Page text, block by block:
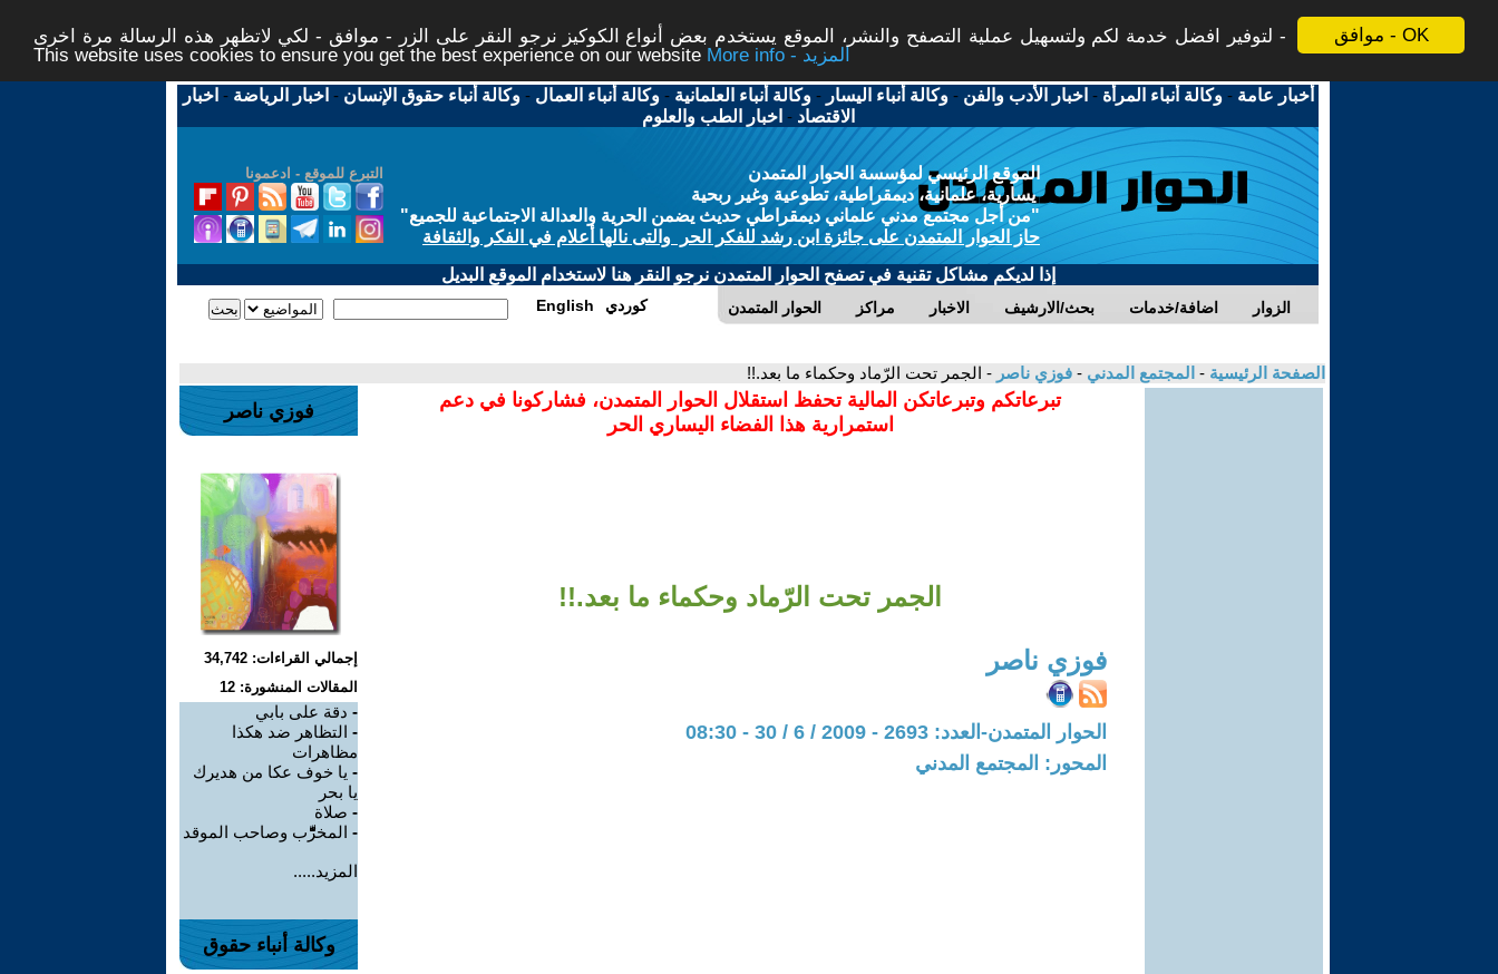
موافق - OK
لتوفير افضل خدمة لكم ولتسهيل عملية التصفح والنشر، الموقع يستخدم بعض أنواع الكوكيز نرجو النقر على الزر - موافق - لكي لاتظهر هذه الرسالة مرة اخرى -
This website uses cookies to ensure you get the best experience on our website
More info - المزيد
أخبار عامة -وكالة أنباء المرأة - اخبار الأدب والفن -وكالة أنباء اليسار -وكالة أنباء العلمانية -وكالة أنباء العمال -وكالة أنباء حقوق الإنسان - اخبار الرياضة - اخبار
الاقتصاد - اخبار الطب والعلوم
التبرع للموقع - ادعمونا
الموقع الرئيسي لمؤسسة الحوار المتمدن
يسارية، علمانية، ديمقراطية، تطوعية وغير ربحية
"من أجل مجتمع مدني علماني ديمقراطي حديث يضمن الحرية والعدالة الاجتماعية للجميع"
حاز الحوار المتمدن على جائزة ابن رشد للفكر الحر والتى نالها أعلام في الفكر والثقافة
إذا لديكم مشاكل تقنية في تصفح الحوار المتمدن نرجو النقر هنا لاستخدام الموقع البديل
الحوار المتمدن مراكز الاخبار بحث/الارشيف اضافة/خدمات الزوار English كوردي
الصفحة الرئيسية - المجتمع المدني - فوزي ناصر - الجمر تحت الرّماد وحكماء ما بعد.!!
تبرعاتكم وتبرعاتكن المالية تحفظ استقلال الحوار المتمدن، فشاركونا في دعم
استمرارية هذا الفضاء اليساري الحر
الجمر تحت الرّماد وحكماء ما بعد.!!
فوزي ناصر
الحوار المتمدن-العدد: 2693 - 2009 / 6 / 30 - 08:30
المحور: المجتمع المدني
فوزي ناصر
إجمالي القراءات: 34,742
المقالات المنشورة: 12
- دقة على بابي
- التظاهر ضد هكذا
مظاهرات
- يا خوف عكا من هديرك
يا بحر
- صلاة
- المخرِّّّّّّّب وصاحب الموقد
المزيد.....
وكالة أنباء حقوق